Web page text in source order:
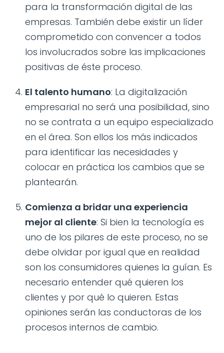
para la transformación digital de las
empresas. También debe existir un líder
comprometido con convencer a todos
los involucrados sobre las implicaciones
positivas de éste proceso.
El talento humano: La digitalización
empresarial no será una posibilidad, sino
no se contrata a un equipo especializado
en el área. Son ellos los más indicados
para identificar las necesidades y
colocar en práctica los cambios que se
plantearán.
Comienza a bridar una experiencia
mejor al cliente: Si bien la tecnología es
uno de los pilares de este proceso, no se
debe olvidar por igual que en realidad
son los consumidores quienes la guían. Es
necesario entender qué quieren los
clientes y por qué lo quieren. Estas
opiniones serán las conductoras de los
procesos internos de cambio.